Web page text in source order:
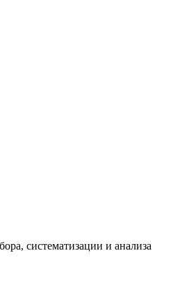
систематизации и анализа